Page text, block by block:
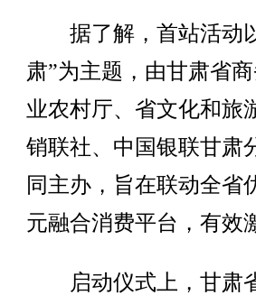
据了解，首站活动以
肃”为主题，由甘肃省
业农村厅、省文化和旅
销联社、中国银联甘肃
同主办，旨在联动全省
元融合消费平台，有效
启动仪式上，甘肃